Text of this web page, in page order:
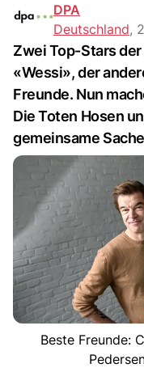
DPA
Deutschland,
Zwei Top-Stars
«Wessi», der
Freunde. Nun
Die Toten Hosen
gemeinsame
Beste Freunde: